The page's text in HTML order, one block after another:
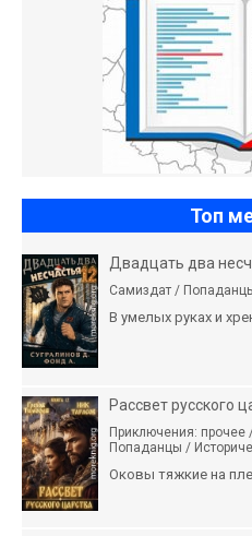
Топ
Двадцать два
Самиздат /
В умелых руках и
Рассвет русского
Приключения: прочее
Попаданцы /
Оковы тяжкие на